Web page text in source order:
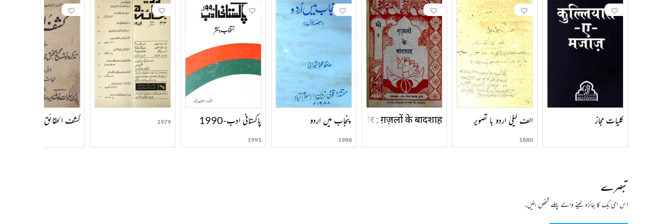
کلیات مجاز الف لیلیٰ اردو با تصویر
1880
मीर : ग़ज़लों के बादशाह پنجاب میں اردو
1988
پاکستانی ادب-1990
1991
1979 کشف الحقائق
تبصرے
اس ای بک کا جائزہ لینے والے پہلے شخص بنیں۔